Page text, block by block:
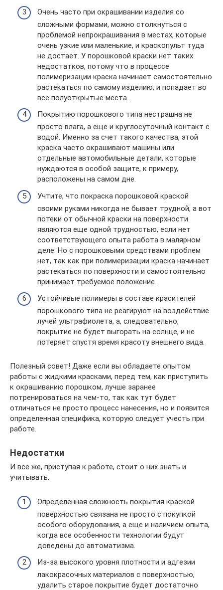
Очень часто при окрашивании изделия со
сложными формами, можно столкнуться с
проблемой непрокрашивания в местах, которые
очень узкие или маленькие, и краскопульт туда
не достает. У порошковой краски нет таких
недостатков, потому что в процессе
полимеризации краска начинает самостоятельно
растекаться по самому изделию, и попадает во
все полуоткрытые места.
Покрытию порошкового типа нестрашна не
просто влага, а еще и круглосуточный контакт с
водой. Именно за счет такого качества, этой
краска часто окрашивают машины или
отдельные автомобильные детали, которые
нуждаются в особой защите, к примеру,
расположены на самом дне.
Учтите, что покраска порошковой краской
своими руками никогда не бывает трудной, а вот
потеки от обычной краски на поверхности
являются еще одной трудностью, если нет
соответствующего опыта работа в малярном
деле. Но с порошковыми средствами проблем
нет, так как при полимеризации краска начинает
растекаться по поверхности и самостоятельно
принимает требуемое положение.
Устойчивые полимеры в составе красителей
порошкового типа не реагируют на воздействие
лучей ультрафиолета, а, следовательно,
покрытие не будет выгорать на солнце, и не
потеряет спустя время красоту внешнего вида.
Полезный совет! Даже если вы обладаете опытом
работы с жидкими красками, перед тем, как приступить
к окрашиванию порошком, лучше заранее
потренироваться на чем-то, так как тут будет
отличаться не просто процесс нанесения, но и появится
определенная специфика, которую следует учесть при
работе.
Недостатки
И все же, приступая к работе, стоит о них знать и
учитывать.
Определенная сложность покрытия краской
поверхностью связана не просто с покупкой
особого оборудования, а еще и наличием опыта,
когда все особенности технологии будут
доведены до автоматизма.
Из-за высокого уровня плотности и адгезии
лакокрасочных материалов с поверхностью,
удалить старое покрытие будет достаточно